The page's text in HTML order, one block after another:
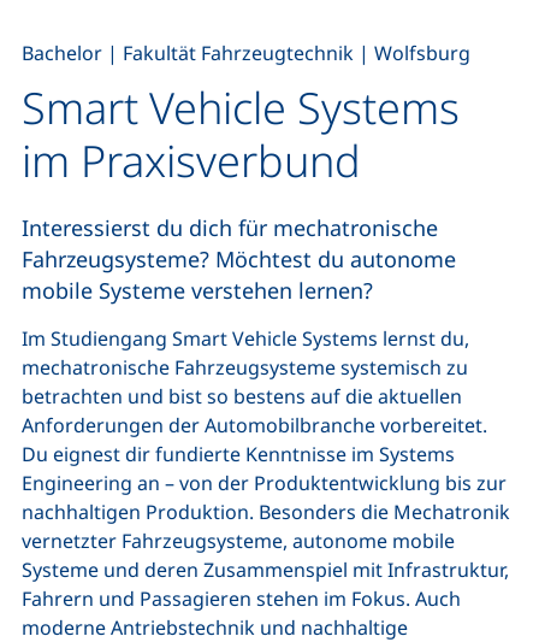
Smart Vehicle Systems
im Praxisverbund
Bachelor | Fakultät Fahrzeugtechnik | Wolfsburg
Interessierst du dich für mechatronische
Fahrzeugsysteme? Möchtest du autonome
mobile Systeme verstehen lernen?
Im Studiengang Smart Vehicle Systems lernst du,
mechatronische Fahrzeugsysteme systemisch zu
betrachten und bist so bestens auf die aktuellen
Anforderungen der Automobilbranche vorbereitet.
Du eignest dir fundierte Kenntnisse im Systems
Engineering an – von der Produktentwicklung bis zur
nachhaltigen Produktion. Besonders die Mechatronik
vernetzter Fahrzeugsysteme, autonome mobile
Systeme und deren Zusammenspiel mit Infrastruktur,
Fahrern und Passagieren stehen im Fokus. Auch
moderne Antriebstechnik und nachhaltige